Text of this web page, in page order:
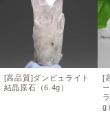
[高品質]ダンビュライト
結晶原石（6.4g）
[
g